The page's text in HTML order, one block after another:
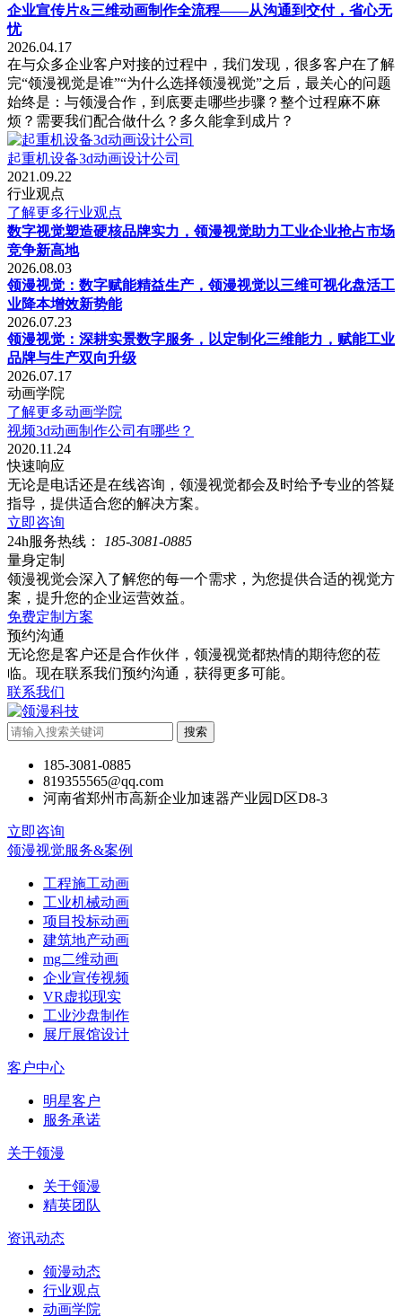
企业宣传片&三维动画制作全流程——从沟通到交付，省心无
忧
2026.04.17
在与众多企业客户对接的过程中，我们发现，很多客户在了解
完“领漫视觉是谁”“为什么选择领漫视觉”之后，最关心的问题
始终是：与领漫合作，到底要走哪些步骤？整个过程麻不麻
烦？需要我们配合做什么？多久能拿到成片？
起重机设备3d动画设计公司
2021.09.22
行业观点
了解更多行业观点
数字视觉塑造硬核品牌实力，领漫视觉助力工业企业抢占市场
竞争新高地
2026.08.03
领漫视觉：数字赋能精益生产，领漫视觉以三维可视化盘活工
业降本增效新势能
2026.07.23
领漫视觉：深耕实景数字服务，以定制化三维能力，赋能工业
品牌与生产双向升级
2026.07.17
动画学院
了解更多动画学院
视频3d动画制作公司有哪些？
2020.11.24
快速响应
无论是电话还是在线咨询，领漫视觉都会及时给予专业的答疑
指导，提供适合您的解决方案。
立即咨询
24h服务热线：
185-3081-0885
量身定制
领漫视觉会深入了解您的每一个需求，为您提供合适的视觉方
案，提升您的企业运营效益。
免费定制方案
预约沟通
无论您是客户还是合作伙伴，领漫视觉都热情的期待您的莅
临。现在联系我们预约沟通，获得更多可能。
联系我们
搜索
185-3081-0885
819355565@qq.com
河南省郑州市高新企业加速器产业园D区D8-3
立即咨询
领漫视觉服务&案例
工程施工动画
工业机械动画
项目投标动画
建筑地产动画
mg二维动画
企业宣传视频
VR虚拟现实
工业沙盘制作
展厅展馆设计
客户中心
明星客户
服务承诺
关于领漫
关于领漫
精英团队
资讯动态
领漫动态
行业观点
动画学院